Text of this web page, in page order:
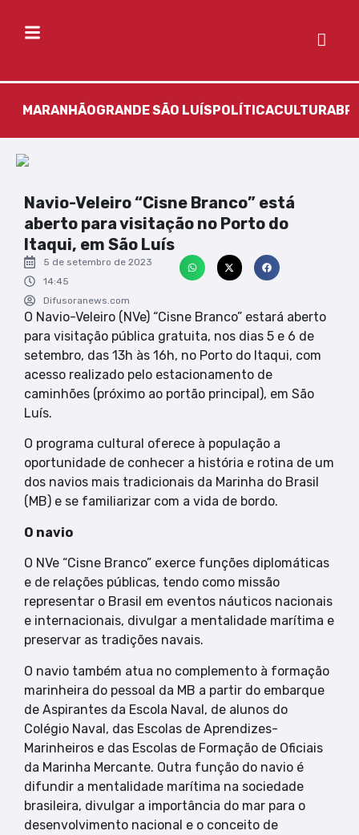
MARANHÃOGRANDE SÃO LUÍSPOLÍTICACULTURA
Navio-Veleiro “Cisne Branco” está
aberto para visitação no Porto do
Itaqui, em São Luís
5 de setembro de 2023
14:45
Difusoranews.com
O Navio-Veleiro (NVe) “Cisne Branco” estará aberto
para visitação pública gratuita, nos dias 5 e 6 de
setembro, das 13h às 16h, no Porto do Itaqui, com
acesso realizado pelo estacionamento de
caminhões (próximo ao portão principal), em São
Luís.
O programa cultural oferece à população a
oportunidade de conhecer a história e rotina de um
dos navios mais tradicionais da Marinha do Brasil
(MB) e se familiarizar com a vida de bordo.
O navio
O NVe “Cisne Branco” exerce funções diplomáticas
e de relações públicas, tendo como missão
representar o Brasil em eventos náuticos nacionais
e internacionais, divulgar a mentalidade marítima e
preservar as tradições navais.
O navio também atua no complemento à formação
marinheira do pessoal da MB a partir do embarque
de Aspirantes da Escola Naval, de alunos do
Colégio Naval, das Escolas de Aprendizes-
Marinheiros e das Escolas de Formação de Oficiais
da Marinha Mercante. Outra função do navio é
difundir a mentalidade marítima na sociedade
brasileira, divulgar a importância do mar para o
desenvolvimento nacional e o conceito de